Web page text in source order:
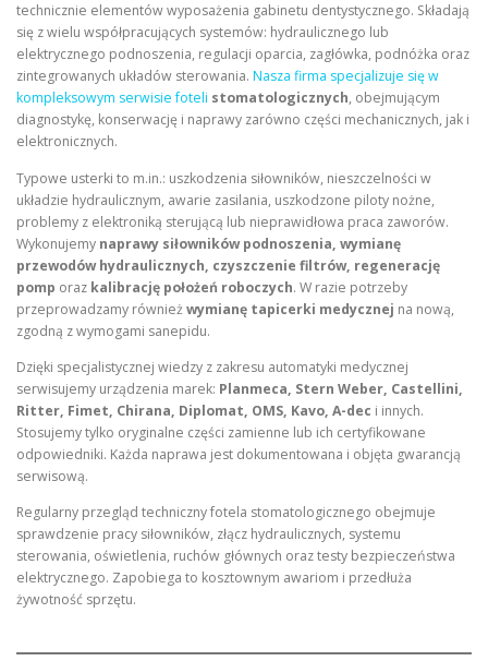
technicznie elementów wyposażenia gabinetu dentystycznego. Składają
się z wielu współpracujących systemów: hydraulicznego lub
elektrycznego podnoszenia, regulacji oparcia, zagłówka, podnóżka oraz
zintegrowanych układów sterowania. Nasza firma specjalizuje się w
kompleksowym serwisie foteli stomatologicznych, obejmującym
diagnostykę, konserwację i naprawy zarówno części mechanicznych, jak i
elektronicznych.
Typowe usterki to m.in.: uszkodzenia siłowników, nieszczelności w
układzie hydraulicznym, awarie zasilania, uszkodzone piloty nożne,
problemy z elektroniką sterującą lub nieprawidłowa praca zaworów.
Wykonujemy naprawy siłowników podnoszenia, wymianę
przewodów hydraulicznych, czyszczenie filtrów, regenerację
pomp oraz kalibrację położeń roboczych. W razie potrzeby
przeprowadzamy równieżwymianę tapicerki medycznej na nową,
zgodną z wymogami sanepidu.
Dzięki specjalistycznej wiedzy z zakresu automatyki medycznej
serwisujemy urządzenia marek: Planmeca, Stern Weber, Castellini,
Ritter, Fimet, Chirana, Diplomat, OMS, Kavo, A-dec i innych.
Stosujemy tylko oryginalne części zamienne lub ich certyfikowane
odpowiedniki. Każda naprawa jest dokumentowana i objęta gwarancją
serwisową.
Regularny przegląd techniczny fotela stomatologicznego obejmuje
sprawdzenie pracy siłowników, złącz hydraulicznych, systemu
sterowania, oświetlenia, ruchów głównych oraz testy bezpieczeństwa
elektrycznego. Zapobiega to kosztownym awariom i przedłuża
żywotność sprzętu.